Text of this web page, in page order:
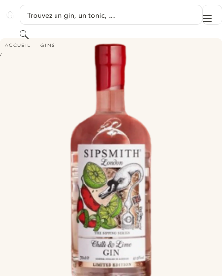
GINVENTORY
Trouvez un gin, un tonic, …
Rechercher
ACCUEIL GINS
SIPSMITH CHILI & LIME